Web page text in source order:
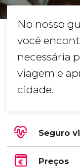
No nosso
você
necessária
viagem e
cidade.
Seguro
Preços